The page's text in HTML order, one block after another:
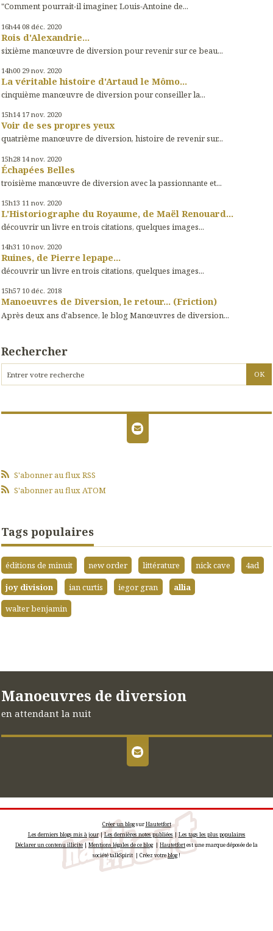
"Comment pourrait-il imaginer, Louis-Antoine de...
16h44 08 déc. 2020
Rois d'Alexandrie...
sixième manœuvre de diversion pour revenir sur ce beau...
14h00 29 nov. 2020
La véritable histoire d'Artaud le Mômo...
cinquième manœuvre de diversion pour conseiller la...
15h14 17 nov. 2020
Voir de ses propres yeux
quatrième manœuvre de diversion, histoire de revenir sur...
15h28 14 nov. 2020
Échapées Belles
troisième manœuvre de diversion avec la passionnante et...
15h13 11 nov. 2020
L'Historiographe du Royaume, de Maël Renouard...
découvrir un livre en trois citations, quelques images...
14h31 10 nov. 2020
Ruines, de Pierre lepape...
découvrir un livre en trois citations, quelques images...
15h57 10 déc. 2018
Manoeuvres de Diversion, le retour... (Friction)
Après deux ans d'absence, le blog Manœuvres de diversion...
Rechercher
S'abonner au flux RSS
S'abonner au flux ATOM
Tags populaires
éditions de minuit new order littérature nick cave
4ad
joy division
ian curtis iegor gran
allia
walter benjamin
Manoeuvres de diversion
en attendant la nuit
Créer un blogsurHautetfort
Les derniers blogs mis à jour|Les dernières notes publiées |Les tags les plus populaires
Déclarer un contenu illicite|Mentions légales de ce blog| Hautetfortest une marque déposée de la
société talkSpirit | Créez votreblog!